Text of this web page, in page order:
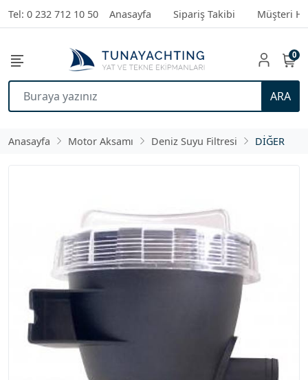
Tel: 0 232 712 10 50 Anasayfa Sipariş Takibi Müşteri
ARA
0
Anasayfa Motor Aksamı Deniz Suyu Filtresi DİĞER